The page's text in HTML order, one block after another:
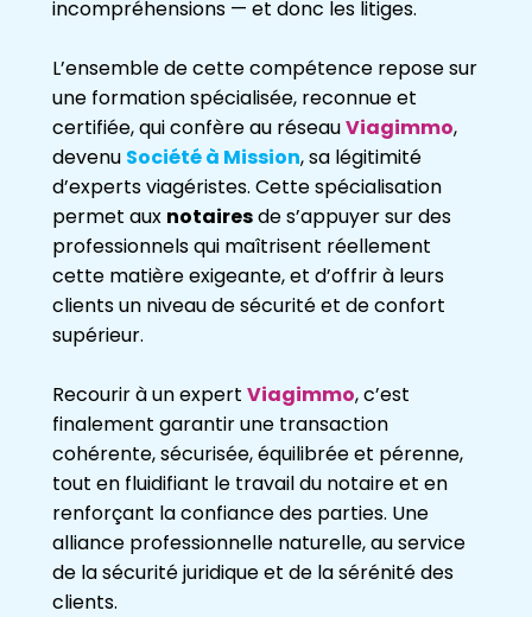
incompréhensions — et donc les litiges.
L’ensemble de cette compétence repose sur
une formation spécialisée, reconnue et
certifiée, qui confère au réseauViagimmo,
devenu Société à Mission, sa légitimité
d’experts viagéristes. Cette spécialisation
permet aux notairesde s’appuyer sur des
professionnels qui maîtrisent réellement
cette matière exigeante, et d’offrir à leurs
clients un niveau de sécurité et de confort
supérieur.
Recourir à un expert Viagimmo, c’est
finalement garantir une transaction
cohérente, sécurisée, équilibrée et pérenne,
tout en fluidifiant le travail du notaire et en
renforçant la confiance des parties. Une
alliance professionnelle naturelle, au service
de la sécurité juridique et de la sérénité des
clients.